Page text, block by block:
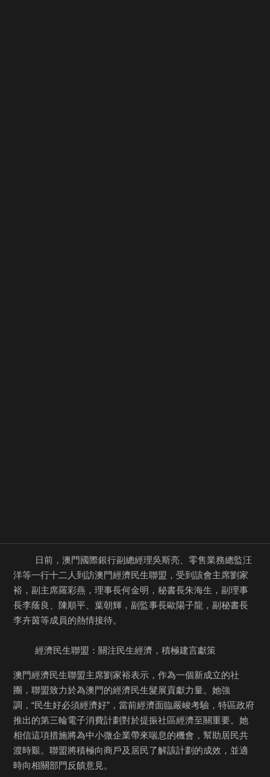
洋等一行十二人到訪澳門經濟民生聯盟，受到該會主席劉家
裕，副主席羅彩燕，理事長何金明，秘書長朱海生，副理事
長李蔭良、陳順平、葉朝輝，副監事長歐陽子龍，副秘書長
李卉茵等成員的熱情接待。
    經濟民生聯盟：關注民生經濟，積極建言獻策
澳門經濟民生聯盟主席劉家裕表示，作為一個新成立的社
團，聯盟致力於為澳門的經濟民生髮展貢獻力量。她強
調，“民生好必須經濟好”，當前經濟面臨嚴峻考驗，特區政府
推出的第三輪電子消費計劃對於提振社區經濟至關重要。她
相信這項措施將為中小微企業帶來喘息的機會，幫助居民共
渡時艱。聯盟將積極向商戶及居民了解該計劃的成效，並適
時向相關部門反饋意見。